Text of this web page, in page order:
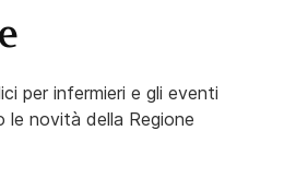
per infermieri e gli eventi
le novità della Regione